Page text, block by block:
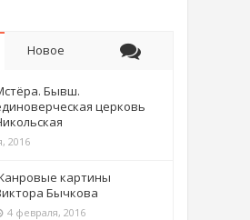
Новое
Бывш.
церковь
2016
картины
Бычкова
4 февраля, 2016